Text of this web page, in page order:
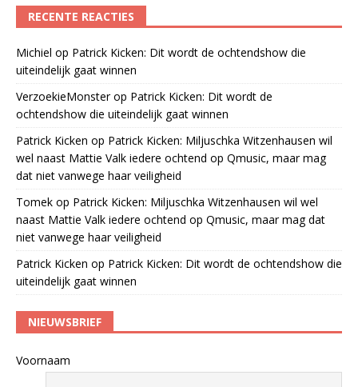
RECENTE REACTIES
Michiel op Patrick Kicken: Dit wordt de ochtendshow die
uiteindelijk gaat winnen
VerzoekieMonsterop Patrick Kicken: Dit wordt de
ochtendshow die uiteindelijk gaat winnen
Patrick Kicken op Patrick Kicken: Miljuschka Witzenhausen wil
wel naast Mattie Valk iedere ochtend op Qmusic, maar mag
dat niet vanwege haar veiligheid
Tomek op Patrick Kicken: Miljuschka Witzenhausen wil wel
naast Mattie Valk iedere ochtend op Qmusic, maar mag dat
niet vanwege haar veiligheid
Patrick Kicken op Patrick Kicken: Dit wordt de ochtendshow die
uiteindelijk gaat winnen
NIEUWSBRIEF
Voornaam